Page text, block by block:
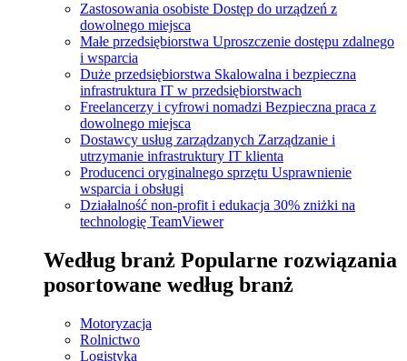
Zastosowania osobiste Dostęp do urządzeń z
dowolnego miejsca
Małe przedsiębiorstwa Uproszczenie dostępu zdalnego
i wsparcia
Duże przedsiębiorstwa Skalowalna i bezpieczna
infrastruktura IT w przedsiębiorstwach
Freelancerzy i cyfrowi nomadzi Bezpieczna praca z
dowolnego miejsca
Dostawcy usług zarządzanych Zarządzanie i
utrzymanie infrastruktury IT klienta
Producenci oryginalnego sprzętu Usprawnienie
wsparcia i obsługi
Działalność non-profit i edukacja 30% zniżki na
technologię TeamViewer
Według branż Popularne rozwiązania
posortowane według branż
Motoryzacja
Rolnictwo
Logistyka